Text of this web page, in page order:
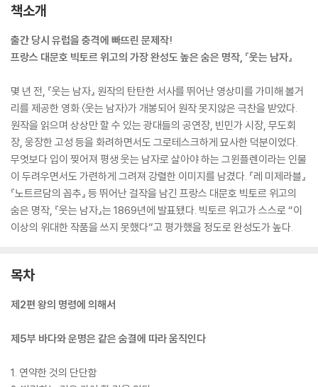
책소개
출간 당시 유럽을 충격에 빠뜨린 문제작!
프랑스 대문호 빅토르 위고의 가장 완성도 높은 숨은 명작, 『웃는 남자』
몇 년 전, 『웃는 남자』 원작의 탄탄한 서사를 뛰어난 영상미를 가미해 볼거
리를 제공한 영화 〈웃는 남자〉가 개봉되어 원작 못지않은 극찬을 받았다.
원작을 읽으며 상상만 할 수 있는 광대들의 공연장, 빈민가 시장, 무도회
장, 웅장한 고성 등을 화려하면서도 그로테스크하게 묘사한 덕분이었다.
무엇보다 입이 찢어져 평생 웃는 남자로 살아야 하는 그윈플렌이라는 인물
이 두려우면서도 가련하게 그려져 강렬한 이미지를 남겼다. 『레 미제라블』
『노트르담의 꼽추』 등 뛰어난 걸작을 남긴 프랑스 대문호 빅토르 위고의
숨은 명작, 『웃는 남자』는 1869년에 발표됐다. 빅토르 위고가 스스로 “이
이상의 위대한 작품을 쓰지 못했다”고 평가했을 정도로 완성도가 높다.
목차
제2편 왕의 명령에 의해서
제5부 바다와 운명은 같은 숨결에 따라 움직인다
1. 연약한 것의 단단함